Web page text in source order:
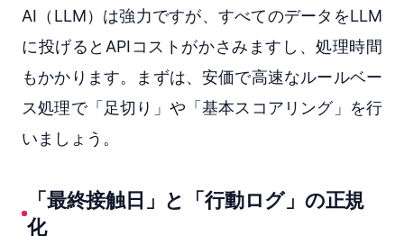
AI（LLM）は強力ですが、すべてのデータをLLM
に投げるとAPIコストがかさみますし、処理時間
もかかります。まずは、安価で高速なルールベー
ス処理で「足切り」や「基本スコアリング」を行
いましょう。
「最終接触日」と「行動ログ」の正規
化